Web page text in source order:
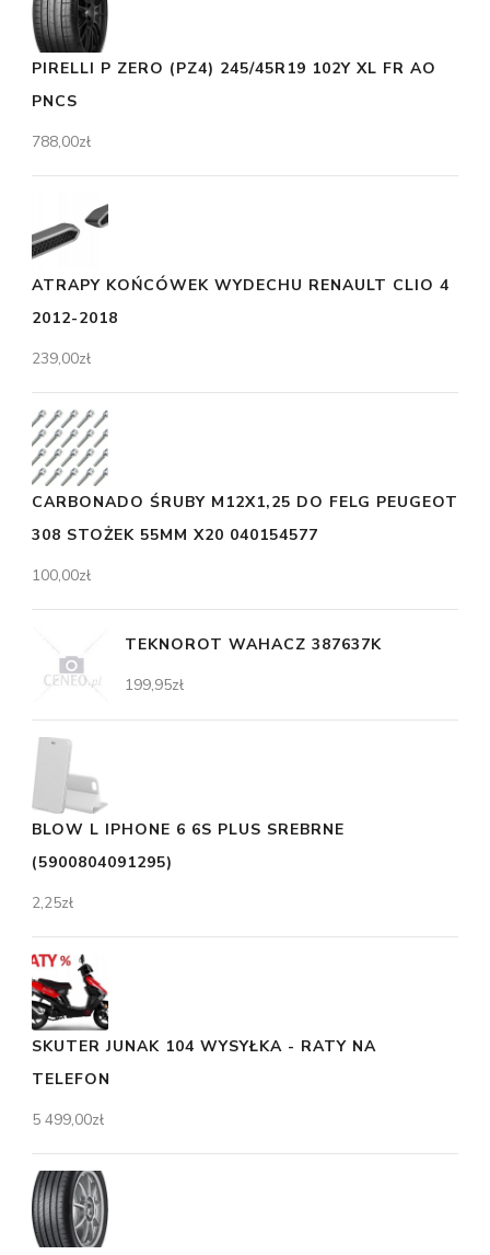
PIRELLI P ZERO (PZ4) 245/45R19 102Y XL FR AO
PNCS
788,00zł
ATRAPY KOŃCÓWEK WYDECHU RENAULT CLIO 4
2012-2018
239,00zł
CARBONADO ŚRUBY M12X1,25 DO FELG PEUGEOT
308 STOŻEK 55MM X20 040154577
100,00zł
TEKNOROT WAHACZ 387637K
199,95zł
BLOW L IPHONE 6 6S PLUS SREBRNE
(5900804091295)
2,25zł
SKUTER JUNAK 104 WYSYŁKA - RATY NA
TELEFON
5 499,00zł